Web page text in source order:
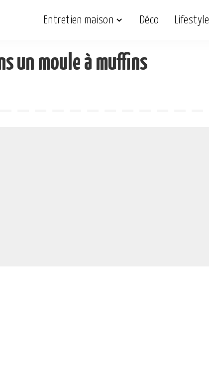
Entretien maison Déco Lifestyle
un moule à muffins